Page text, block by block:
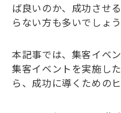
ば良いのか、成功させ
らない方も多いでしょう
本記事では、集客イベ
集客イベントを実施し
ら、成功に導くための